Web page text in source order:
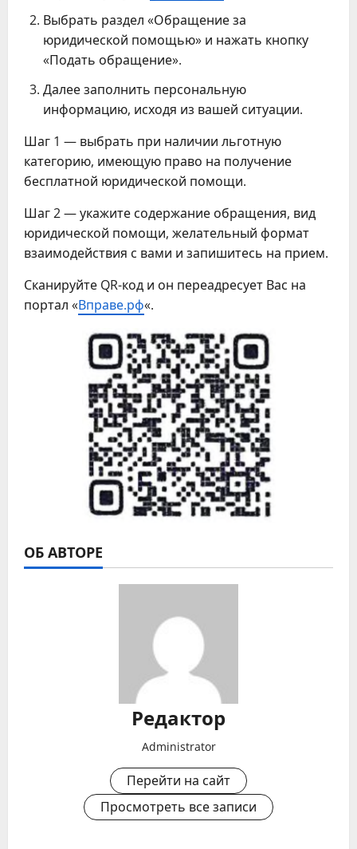
Выбрать раздел «Обращение за
юридической помощью» и нажать кнопку
«Подать обращение».
Далее заполнить персональную
информацию, исходя из вашей ситуации.
Шаг 1 — выбрать при наличии льготную
категорию, имеющую право на получение
бесплатной юридической помощи.
Шаг 2 — укажите содержание обращения, вид
юридической помощи, желательный формат
взаимодействия с вами и запишитесь на прием.
Сканируйте QR-код и он переадресует Вас на
портал «Вправе.рф«.
ОБ АВТОРЕ
Редактор
Administrator
Перейти на сайт
Просмотреть все записи